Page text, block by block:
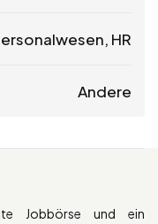
HR
Andere
Jobbörse und ein